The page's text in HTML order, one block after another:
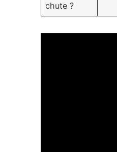
chute ?